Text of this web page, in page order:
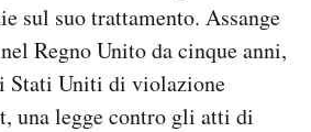
sul suo trattamento. Assange
Regno Unito da cinque anni,
Stati Uniti di violazione
una legge contro gli atti di